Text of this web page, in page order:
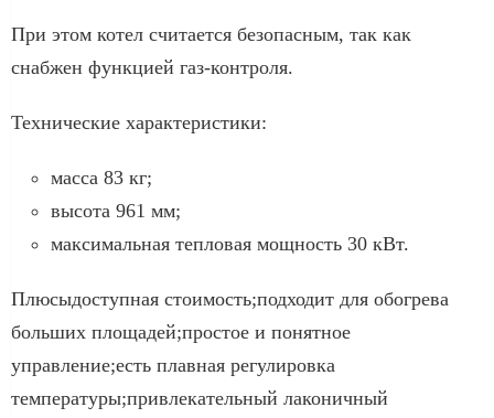
При этом котел считается безопасным, так как
снабжен функцией газ-контроля.
Технические характеристики:
масса 83 кг;
высота 961 мм;
максимальная тепловая мощность 30 кВт.
Плюсыдоступная стоимость;подходит для обогрева
больших площадей;простое и понятное
управление;есть плавная регулировка
температуры;привлекательный лаконичный